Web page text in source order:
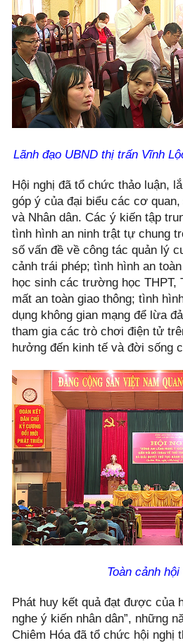
Lãnh đạo UBND thị trấn Vĩnh
Hội nghị đã tổ chức thảo luận,
góp ý của đại biểu các cơ
và Nhân dân. Các ý kiến tập
tình hình an ninh trật tự chung
số vấn đề về công tác quản lý
cảnh trái phép; tình hình an
học sinh các trường học THPT,
mất an toàn giao thông; tình
dụng không gian mạng để lừa
tham gia các trò chơi điện tử
hưởng đến kinh tế và đời sống
Toàn cảnh hội
Phát huy kết quả đạt được của
nghe ý kiến nhân dân”, những
Chiêm Hóa đã tổ chức hội nghị